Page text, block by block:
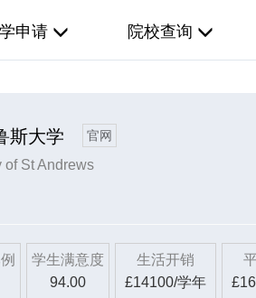
申请 院校查询
斯大学 官网
of St Andrews
学生满意度
94.00
生活开销
£14100/学年